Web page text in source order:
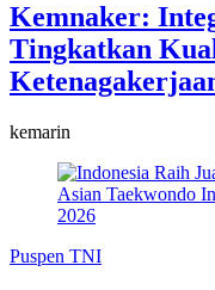
Kemnaker:
Tingkatkan
kemarin
Puspen TNI